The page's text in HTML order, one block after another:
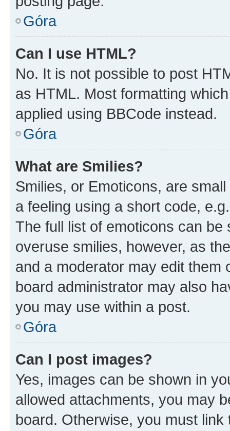
Góra
Can I use HTML?
No. It is not possible to post
as HTML. Most formatting
applied using BBCode instead.
Góra
What are Smilies?
Smilies, or Emoticons, are
a feeling using a short code,
The full list of emoticons can
overuse smilies, however, as
and a moderator may edit them
board administrator may also
you may use within a post.
Góra
Can I post images?
Yes, images can be shown in
allowed attachments, you may
board. Otherwise, you must